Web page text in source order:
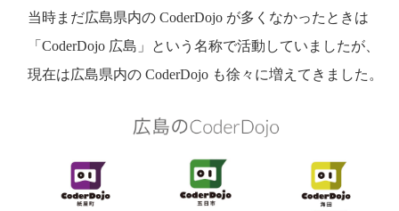
当時まだ広島県内の CoderDojo が多くなかったときは
「CoderDojo 広島」という名称で活動していましたが、
現在は広島県内の CoderDojo も徐々に増えてきました。